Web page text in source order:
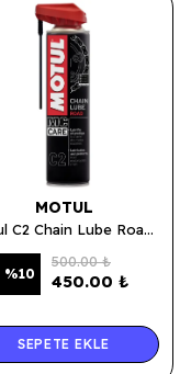
MOTUL
Motul C2 Chain Lube Road Sprey - Zincir Yağı 400 ML.
%10
500.00 ₺
450.00 ₺
SEPETE EKLE